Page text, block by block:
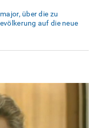
über die zu
auf die neue